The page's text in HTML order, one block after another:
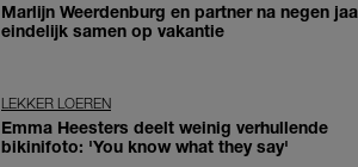
Marlijn Weerdenburg en partner na negen
eindelijk samen op vakantie
LEKKER LOEREN
Emma Heesters deelt weinig verhullende
bikinifoto: 'You know what they say'